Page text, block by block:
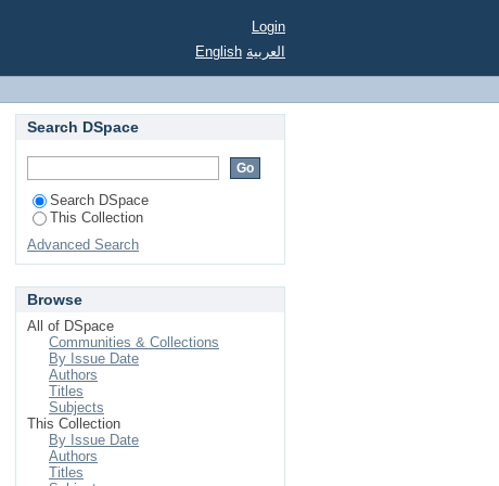
Login
English العربية
Search DSpace
Search DSpace
This Collection
Advanced Search
Browse
All of DSpace
Communities & Collections
By Issue Date
Authors
Titles
Subjects
This Collection
By Issue Date
Authors
Titles